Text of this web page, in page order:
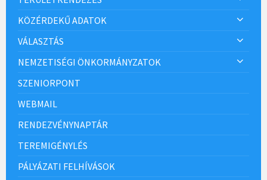
KÖZÉRDEKŰ ADATOK
VÁLASZTÁS
NEMZETISÉGI ÖNKORMÁNYZATOK
SZENIORPONT
WEBMAIL
RENDEZVÉNYNAPTÁR
TEREMIGÉNYLÉS
PÁLYÁZATI FELHÍVÁSOK